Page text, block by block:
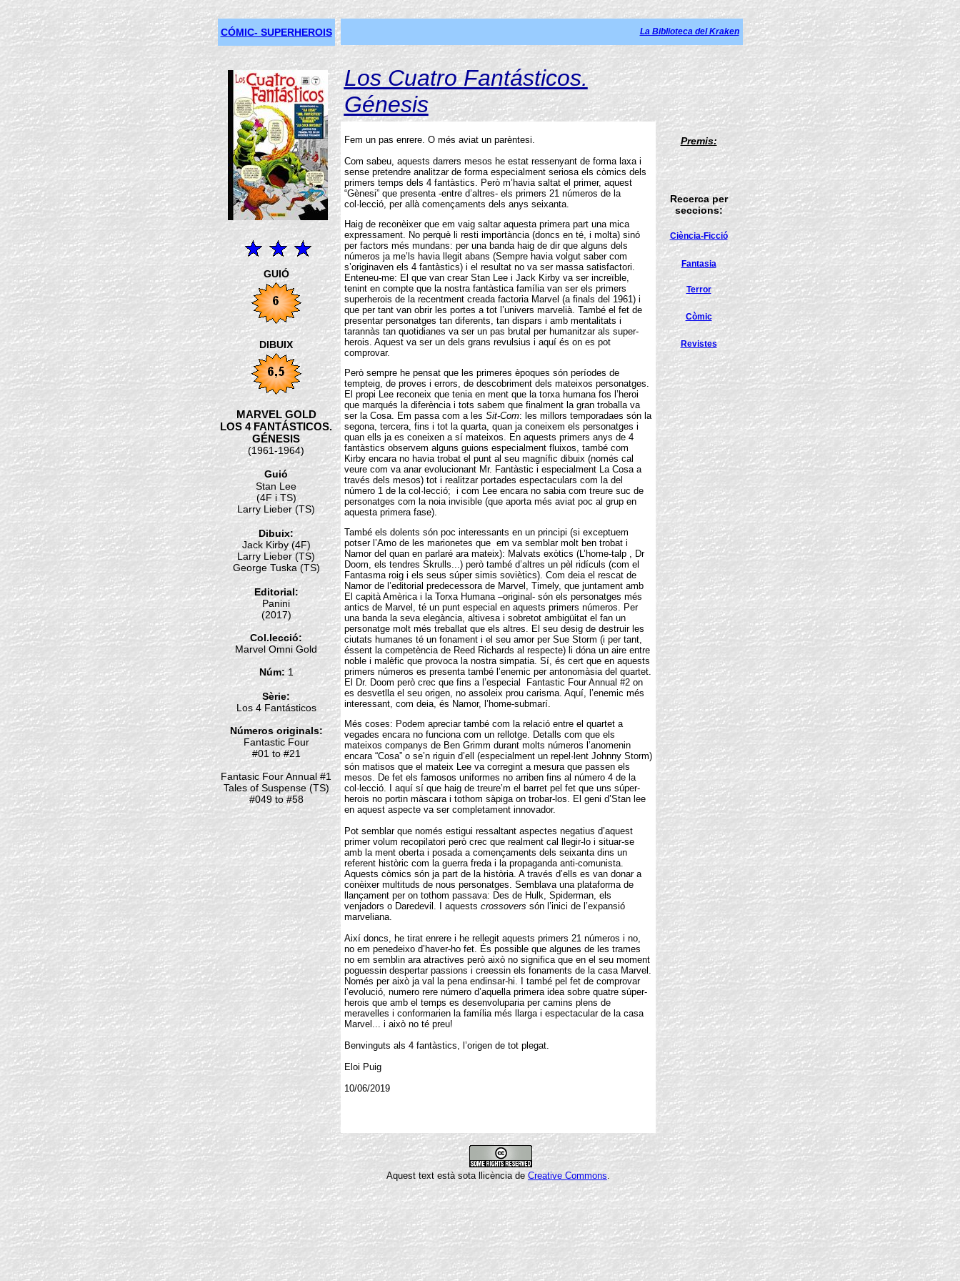
CÓMIC- SUPERHEROIS
GUIÓ
DIBUIX
MARVEL GOLD
LOS 4 FANTÁSTICOS.
GÉNESIS
(1961-1964)
Guió
Stan Lee
(4F i TS)
Larry Lieber (TS)
Dibuix:
Jack Kirby (4F)
Larry Lieber (TS)
George Tuska (TS)
Editorial:
Panini
(2017)
Col.lecció:
Marvel Omni Gold
Núm:1
Sèrie:
Los 4 Fantásticos
Números originals:
Fantastic Four
#01 to #21
Fantasic Four Annual #1
Tales of Suspense (TS)
#049 to #58
La Biblioteca del Kraken
Los Cuatro Fantásticos.
Génesis
Fem un pas enrere. O més aviat un parèntesi.
Com sabeu, aquests darrers mesos he estat ressenyant de forma laxa i
sense pretendre analitzar de forma especialment seriosa els còmics dels
primers temps dels 4 fantàstics. Però m’havia saltat el primer, aquest
“Gènesi” que presenta -entre d’altres- els primers 21 números de la
col·lecció, per allà començaments dels anys seixanta.
Haig de reconèixer que em vaig saltar aquesta primera part una mica
expressament. No perquè li resti importància (doncs en té, i molta) sinó
per factors més mundans: per una banda haig de dir que alguns dels
números ja me’ls havia llegit abans (Sempre havia volgut saber com
s’originaven els 4 fantàstics) i el resultat no va ser massa satisfactori.
Enteneu-me: El que van crear Stan Lee i Jack Kirby va ser increïble,
tenint en compte que la nostra fantàstica família van ser els primers
superherois de la recentment creada factoria Marvel (a finals del 1961) i
que per tant van obrir les portes a tot l’univers marvelià. També el fet de
presentar personatges tan diferents, tan dispars i amb mentalitats i
tarannàs tan quotidianes va ser un pas brutal per humanitzar als super-
herois. Aquest va ser un dels grans revulsius i aquí és on es pot
comprovar.
Però sempre he pensat que les primeres èpoques són períodes de
tempteig, de proves i errors, de descobriment dels mateixos personatges.
El propi Lee reconeix que tenia en ment que la torxa humana fos l’heroi
que marqués la diferència i tots sabem que finalment la gran troballa va
ser la Cosa. Em passa com a les Sit-Com: les millors temporadaes són la
segona, tercera, fins i tot la quarta, quan ja coneixem els personatges i
quan ells ja es coneixen a sí mateixos. En aquests primers anys de 4
fantàstics observem alguns guions especialment fluixos, també com
Kirby encara no havia trobat el punt al seu magnífic dibuix (només cal
veure com va anar evolucionant Mr. Fantàstic i especialment La Cosa a
través dels mesos) tot i realitzar portades espectaculars com la del
número 1 de la col·lecció; i com Lee encara no sabia com treure suc de
personatges com la noia invisible (que aporta més aviat poc al grup en
aquesta primera fase).
També els dolents són poc interessants en un principi (si exceptuem
potser l’Amo de les marionetes que em va semblar molt ben trobat i
Namor del quan en parlaré ara mateix): Malvats exòtics (L’home-talp , Dr
Doom, els tendres Skrulls...) però també d’altres un pèl ridículs (com el
Fantasma roig i els seus súper simis soviètics). Com deia el rescat de
Namor de l’editorial predecessora de Marvel, Timely, que juntament amb
El capità Amèrica i la Torxa Humana –original- són els personatges més
antics de Marvel, té un punt especial en aquests primers números. Per
una banda la seva elegància, altivesa i sobretot ambigüitat el fan un
personatge molt més treballat que els altres. El seu desig de destruir les
ciutats humanes té un fonament i el seu amor per Sue Storm (i per tant,
éssent la competència de Reed Richards al respecte) li dóna un aire entre
noble i malèfic que provoca la nostra simpatia. Sí, és cert que en aquests
primers números es presenta també l’enemic per antonomàsia del quartet.
El Dr. Doom però crec que fins a l’especial Fantastic Four Annual #2 on
es desvetlla el seu origen, no assoleix prou carisma. Aquí, l’enemic més
interessant, com deia, és Namor, l’home-submarí.
Més coses: Podem apreciar també com la relació entre el quartet a
vegades encara no funciona com un rellotge. Detalls com que els
mateixos companys de Ben Grimm durant molts números l’anomenin
encara “Cosa” o se’n riguin d’ell (especialment un repel·lent Johnny Storm)
són matisos que el mateix Lee va corregint a mesura que passen els
mesos. De fet els famosos uniformes no arriben fins al número 4 de la
col·lecció. I aquí sí que haig de treure’m el barret pel fet que uns súper-
herois no portin màscara i tothom sàpiga on trobar-los. El geni d’Stan lee
en aquest aspecte va ser completament innovador.
Pot semblar que només estigui ressaltant aspectes negatius d’aquest
primer volum recopilatori però crec que realment cal llegir-lo i situar-se
amb la ment oberta i posada a començaments dels seixanta dins un
referent històric com la guerra freda i la propaganda anti-comunista.
Aquests còmics són ja part de la història. A través d’ells es van donar a
conèixer multituds de nous personatges. Semblava una plataforma de
llançament per on tothom passava: Des de Hulk, Spiderman, els
venjadors o Daredevil. I aquests crossovers són l’inici de l’expansió
marveliana.
Així doncs, he tirat enrere i he rellegit aquests primers 21 números i no,
no em penedeixo d’haver-ho fet. És possible que algunes de les trames
no em semblin ara atractives però això no significa que en el seu moment
poguessin despertar passions i creessin els fonaments de la casa Marvel.
Només per això ja val la pena endinsar-hi. I també pel fet de comprovar
l’evolució, numero rere número d’aquella primera idea sobre quatre súper-
herois que amb el temps es desenvoluparia per camins plens de
meravelles i conformarien la família més llarga i espectacular de la casa
Marvel... i això no té preu!
Benvinguts als 4 fantàstics, l’origen de tot plegat.
Eloi Puig
10/06/2019
Premis:
Recerca per
seccions:
Ciència-Ficció
Fantasia
Terror
Còmic
Revistes
Aquest text està sota llicència de Creative Commons.